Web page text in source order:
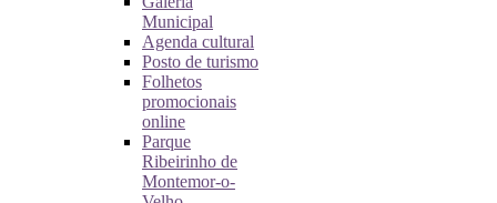
Municipal
Agenda cultural
Posto de turismo
Folhetos
promocionais
online
Parque
Ribeirinho de
Montemor-o-